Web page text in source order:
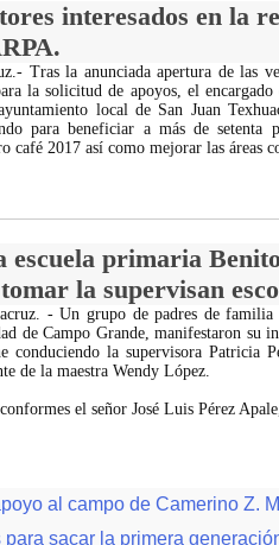
interesados en la
Tras la anunciada apertura de las
la solicitud de apoyos, el encargado
local de San Juan
para beneficiar a más de setenta
café 2017 así como mejorar las áreas
escuela primaria
la supervisan
- Un grupo de padres de
de Campo Grande, manifestaron su
conduciendo la supervisora Patricia
de la maestra Wendy López.
el señor José Luis Pérez
al campo de Camerino Z.
sacar la primera